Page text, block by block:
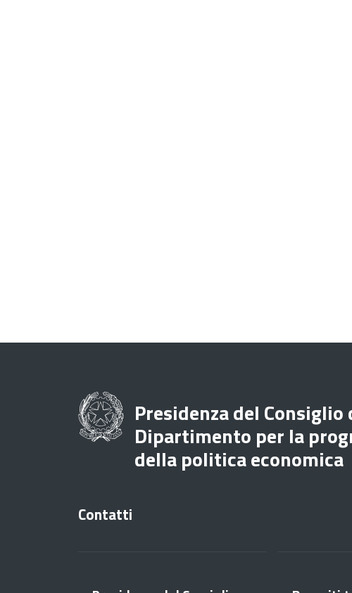
Presidenza del
Dipartimento per la
della politica economica
Contatti